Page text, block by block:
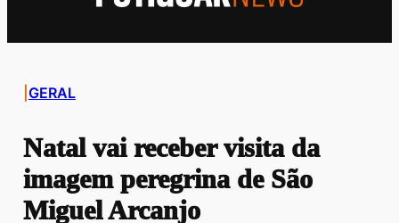
GERAL
Natal vai receber visita da
imagem peregrina de São
Miguel Arcanjo